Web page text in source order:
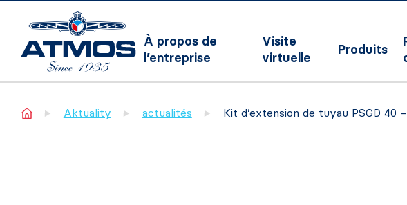
À propos de
l’entreprise
Visite
virtuelle
Produits
Home Aktuality actualités Kit d’extension de tuyau PSGD 40